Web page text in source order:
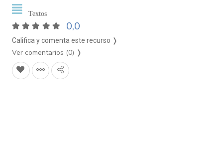
Textos
0,0
Califica y comenta este recurso ❭
Ver comentarios (0) ❭